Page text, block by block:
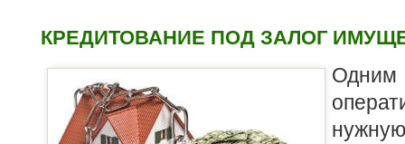
КРЕДИТОВАНИЕ ПОД ЗАЛОГ